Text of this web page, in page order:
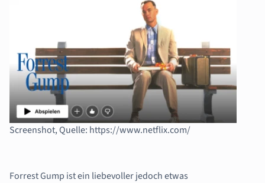
Screenshot, Quelle: https://www.netflix.com/
Forrest Gump ist ein liebevoller jedoch etwas